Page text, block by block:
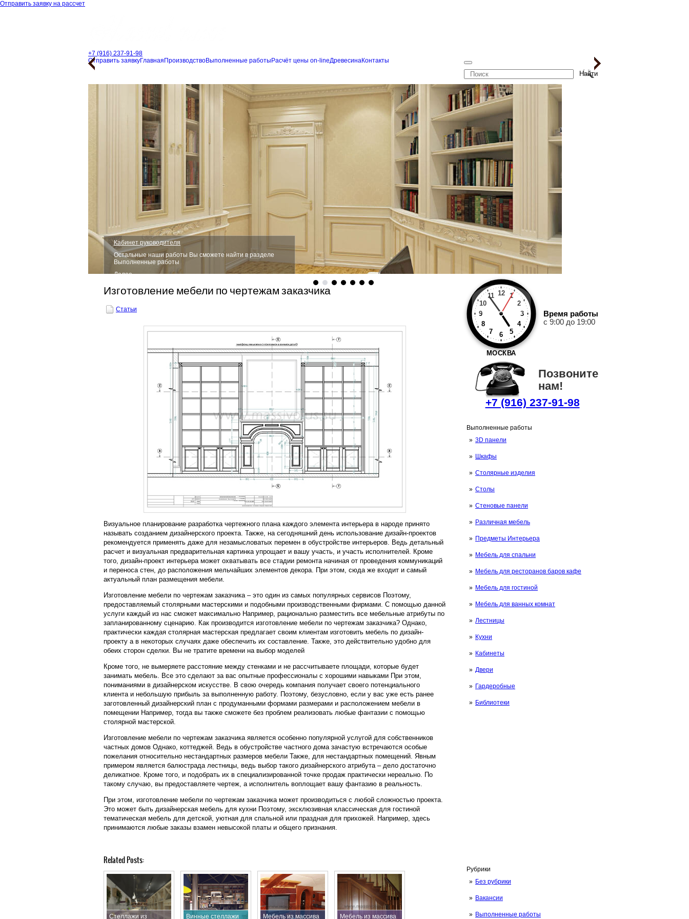
Отправить заявку на рассчет
+7 (916) 237-91-98
Поиск
по
сайту
Отправить заявкуГлавная ПроизводствоВыполненные работы Расчёт цены on-lineДревесинаКонтакты
Кабинет руководителя
Остальные наши работы Вы сможете найти в разделе
Выполненные работы
Далее...
1
2
3
4
5
6
7
8
9
10
11 12
МОСКВА
Время работы
с 9:00 до 19:00
Позвоните
нам!
+7 (916) 237-91-98
Выполненные работы
3D панели
Шкафы
Столярные изделия
Столы
Стеновые панели
Различная мебель
Предметы Интерьера
Мебель для спальни
Мебель для ресторанов баров кафе
Мебель для гостиной
Мебель для ванных комнат
Лестницы
Кухни
Кабинеты
Двери
Гардеробные
Библиотеки
Рубрики
Без рубрики
Вакансии
Выполненные работы
Изготовление мебели по чертежам заказчика
Статьи
Визуальное планирование разработка чертежного плана каждого элемента интерьера в народе принято
называть созданием дизайнерского проекта. Также, на сегодняшний день использование дизайн-проектов
рекомендуется применять даже для незамысловатых перемен в обустройстве интерьеров. Ведь детальный
расчет и визуальная предварительная картинка упрощает и вашу участь, и участь исполнителей. Кроме
того, дизайн-проект интерьера может охватывать все стадии ремонта начиная от проведения коммуникаций
и переноса стен, до расположения мельчайших элементов декора. При этом, сюда же входит и самый
актуальный план размещения мебели.
Изготовление мебели по чертежам заказчика – это один из самых популярных сервисов Поэтому,
предоставляемый столярными мастерскими и подобными производственными фирмами. С помощью данной
услуги каждый из нас сможет максимально Например, рационально разместить все мебельные атрибуты по
запланированному сценарию. Как производится изготовление мебели по чертежам заказчика? Однако,
практически каждая столярная мастерская предлагает своим клиентам изготовить мебель по дизайн-
проекту а в некоторых случаях даже обеспечить их составление. Также, это действительно удобно для
обеих сторон сделки. Вы не тратите времени на выбор моделей
Кроме того, не вымеряете расстояние между стенками и не рассчитываете площади, которые будет
занимать мебель. Все это сделают за вас опытные профессионалы с хорошими навыками При этом,
пониманиями в дизайнерском искусстве. В свою очередь компания получает своего потенциального
клиента и небольшую прибыль за выполненную работу. Поэтому, безусловно, если у вас уже есть ранее
заготовленный дизайнерский план с продуманными формами размерами и расположением мебели в
помещении Например, тогда вы также сможете без проблем реализовать любые фантазии с помощью
столярной мастерской.
Изготовление мебели по чертежам заказчика является особенно популярной услугой для собственников
частных домов Однако, коттеджей. Ведь в обустройстве частного дома зачастую встречаются особые
пожелания относительно нестандартных размеров мебели Также, для нестандартных помещений. Явным
примером является балюстрада лестницы, ведь выбор такого дизайнерского атрибута – дело достаточно
деликатное. Кроме того, и подобрать их в специализированной точке продаж практически нереально. По
такому случаю, вы предоставляете чертеж, а исполнитель воплощает вашу фантазию в реальность.
При этом, изготовление мебели по чертежам заказчика может производиться с любой сложностью проекта.
Это может быть дизайнерская мебель для кухни Поэтому, эксклюзивная классическая для гостиной
тематическая мебель для детской, уютная для спальной или праздная для прихожей. Например, здесь
принимаются любые заказы взамен невысокой платы и общего признания.
Related Posts:
Стеллажи из Винные стеллажи Мебель из массива Мебель из массива